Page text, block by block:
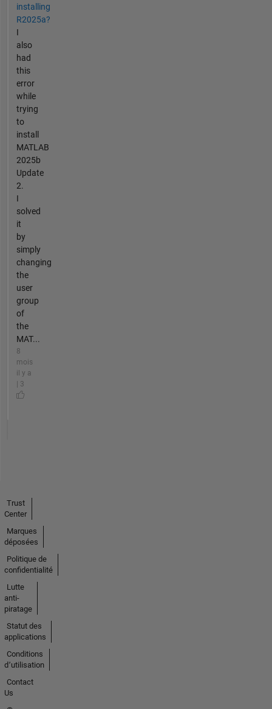
installing
R2025a?
I
also
had
this
error
while
trying
to
install
MATLAB
2025b
Update
2.
I
solved
it
by
simply
changing
the
user
group
of
the
MAT...
8
mois
il y a
| 3
Trust
Center
Marques
déposées
Politique de
confidentialité
Lutte
anti-
piratage
Statut des
applications
Conditions
d՚utilisation
Contact
Us